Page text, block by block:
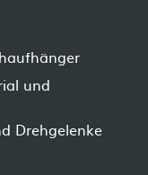
und
Drehgelenke